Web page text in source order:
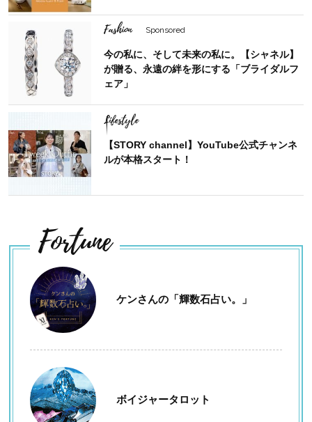
Fashion Sponsored
今の私に、そして未来の私に。【シャネル】
が贈る、永遠の絆を形にする「ブライダルフ
ェア」
Lifestyle
【STORY channel】YouTube公式チャンネ
ルが本格スタート！
Fortune
ケンさんの「輝数石占い。」
ボイジャータロット